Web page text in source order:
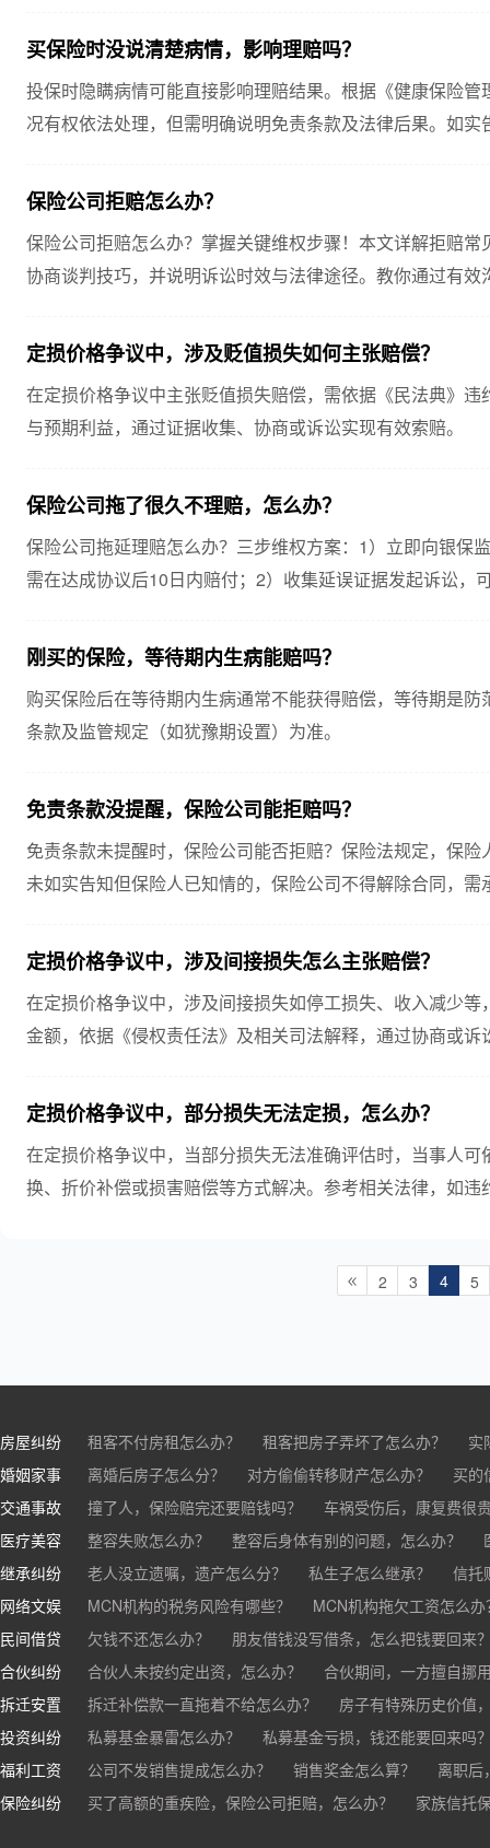
买保险时没说清楚病情，影响理赔吗？
投保时隐瞒病情可能直接影响理赔结果。根据《健康保险
况有权依法处理，但需明确说明免责条款及法律后果。如
保险公司拒赔怎么办？
保险公司拒赔怎么办？掌握关键维权步骤！本文详解拒赔
协商谈判技巧，并说明诉讼时效与法律途径。教你通过有
定损价格争议中，涉及贬值损失如何主张赔偿？
在定损价格争议中主张贬值损失赔偿，需依据《民法典》
与预期利益，通过证据收集、协商或诉讼实现有效索赔。
保险公司拖了很久不理赔，怎么办？
保险公司拖延理赔怎么办？三步维权方案：1）立即向银保
需在达成协议后10日内赔付；2）收集延误证据发起诉讼，
刚买的保险，等待期内生病能赔吗？
购买保险后在等待期内生病通常不能获得赔偿，等待期是
条款及监管规定（如犹豫期设置）为准。
免责条款没提醒，保险公司能拒赔吗？
免责条款未提醒时，保险公司能否拒赔？保险法规定，保
未如实告知但保险人已知情的，保险公司不得解除合同，
定损价格争议中，涉及间接损失怎么主张赔偿？
在定损价格争议中，涉及间接损失如停工损失、收入减少
金额，依据《侵权责任法》及相关司法解释，通过协商或
定损价格争议中，部分损失无法定损，怎么办？
在定损价格争议中，当部分损失无法准确评估时，当事人
换、折价补偿或损害赔偿等方式解决。参考相关法律，如
2 3 4 5
房屋纠纷 租客不付房租怎么办？ 租客把房子弄坏了怎么办？
实
房东不退押金怎么办？
买房的定金能退吗？ 买的房子
婚姻家事 离婚后房子怎么分？ 对方偷偷转移财产怎么办？
买的
离婚了公司股权怎么处理？
离婚后财产怎么分？
交通事故 撞了人，保险赔完还要赔钱吗？
车祸受伤后，康复费很
交通事故中，医保和对方赔偿能同时拿吗？
车祸导致人
医疗美容 整容失败怎么办？ 整容后身体有别的问题，怎么办？
医美机构宣传的与实际结果不符怎么办？
医疗事故怎么
医疗器械出问题，怎么办？
继承纠纷 老人没立遗嘱，遗产怎么分？ 私生子怎么继承？
信托
基金怎么继承？
股票怎么继承？
网络文娱 MCN机构的税务风险有哪些？
MCN机构拖欠工资怎么办
抖音账号归谁？
民间借贷 欠钱不还怎么办？
朋友借钱没写借条，怎么把钱要回来
帮人担保借款，对方不还，我要承担全部责任吗？
合伙纠纷 合伙人未按约定出资，怎么办？
合伙期间，一方擅自挪
和合伙人有矛盾，怎么办？
拆迁安置 拆迁补偿款一直拖着不给怎么办？
房子有特殊历史价值
投资纠纷
私募基金暴雷怎么办？
私募基金亏损，钱还能要回来吗
福利工资
公司不发销售提成怎么办？ 销售奖金怎么算？
离职后
销售目标未完成，公司有权不发提成和奖金吗？
公司变
保险纠纷 买了高额的重疾险，保险公司拒赔，怎么办？
家族信托